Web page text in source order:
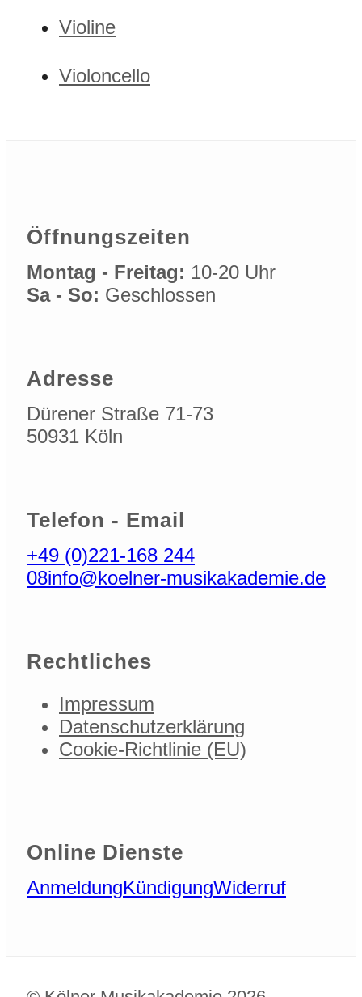
Violine
Violoncello
Öffnungszeiten
Montag - Freitag: 10-20 Uhr
Sa - So: Geschlossen
Adresse
Dürener Straße 71-73
50931 Köln
Telefon - Email
+49 (0)221-168 244
08info@koelner-musikakademie.de
Rechtliches
Impressum
Datenschutzerklärung
Cookie-Richtlinie (EU)
Online Dienste
AnmeldungKündigungWiderruf